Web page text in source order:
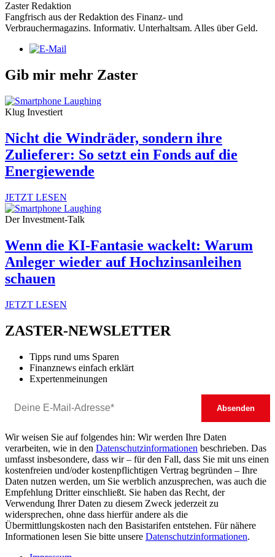
Zaster Redaktion
Fangfrisch aus der Redaktion des Finanz- und
Verbrauchermagazins. Informativ. Unterhaltsam. Alles über Geld.
Gib mir mehr Zaster
Klug Investiert
Nicht die Windräder, sondern ihre
Zulieferer: So setzt ein Fonds auf die
Energiewende
JETZT LESEN
Der Investment-Talk
Wenn die KI-Fantasie wackelt: Warum
Anleger wieder auf Hochzinsanleihen
schauen
JETZT LESEN
ZASTER-NEWSLETTER
Tipps rund ums Sparen
Finanznews einfach erklärt
Expertenmeinungen
Wir weisen Sie auf folgendes hin: Wir werden Ihre Daten
verarbeiten, wie in den Datenschutzinformationen beschrieben. Das
umfasst insbesondere, dass wir – für den Fall, dass Sie mit uns einen
kostenfreien und/oder kostenpflichtigen Vertrag begründen – Ihre
Daten nutzen werden, um Sie werblich anzusprechen, was auch die
Empfehlung Dritter einschließt. Sie haben das Recht, der
Verwendung Ihrer Daten zu diesem Zweck jederzeit zu
widersprechen, ohne dass hierfür andere als die
Übermittlungskosten nach den Basistarifen entstehen. Für nähere
Informationen lesen Sie bitte unsere Datenschutzinformationen.